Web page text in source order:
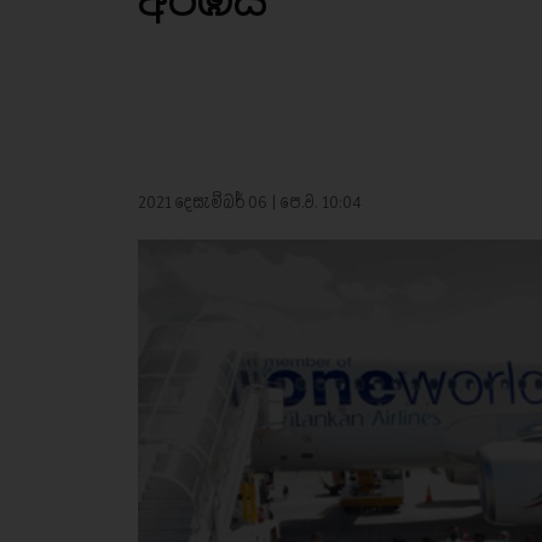
2021 දෙසැම්බර් 06 | පෙ.ව. 10:04